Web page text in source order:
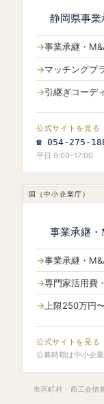
静岡県事業
事業承継・
マッチングプ
引継ぎコーデ
公式サイトを見る
☎ 054-275-
平日 9:00–17:00
国（中小企業庁）
事業承継・
事業承継・
専門家活用費
上限250万円
公式サイトを見る
公募時期は中小企
市区町村・商工会情